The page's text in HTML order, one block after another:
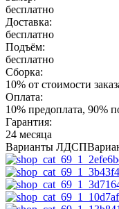
бесплатно
Доставка:
бесплатно
Подъём:
бесплатно
Сборка:
10% от стоимости
Оплата:
10% предоплата, 90%
Гарантия:
24 месяца
Варианты ЛДСП